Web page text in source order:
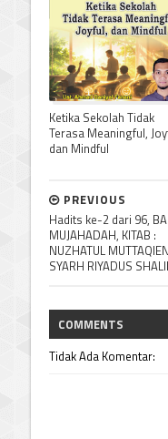
Ketika Sekolah Tidak
Terasa Meaningful,
dan Mindful
PREVIOUS
Hadits ke-2 dari 96,
MUJAHADAH, KITAB :
NUZHATUL MUTTAQIEN
SYARH RIYADUS
COMMENTS
Tidak Ada Komentar: